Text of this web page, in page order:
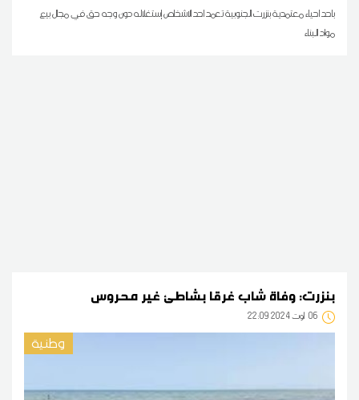
باحد احياء معتمدية بنزرت الجنوبية تعمد احد الاشخاص إستغلاله دون وجه حق في مجال بيع
مواد البناء
بنزرت: وفاة شاب غرقا بشاطئ غير محروس
06 22:09 2024 أوت
وطنية